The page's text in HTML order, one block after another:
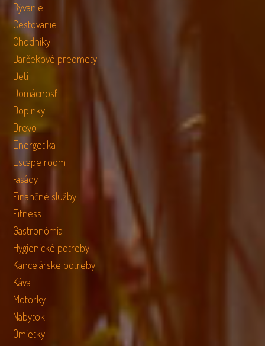
Bývanie
Cestovanie
Chodníky
Darčekové predmety
Deti
Domácnosť
Doplnky
Drevo
Energetika
Escape room
Fasády
Finančné služby
Fitness
Gastronómia
Hygienické potreby
Kancelárske potreby
Káva
Motorky
Nábytok
Omietky